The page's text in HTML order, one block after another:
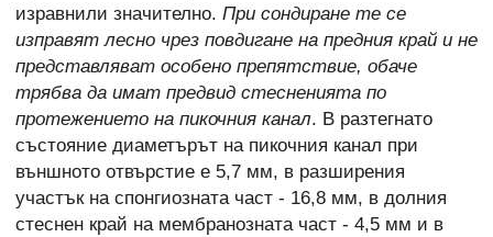
изравнили значително. При сондиране те се
изправят лесно чрез повдигане на предния край и не
представляват особено препятствие, обаче
трябва да имат предвид стесненията по
протежението на пикочния канал. В разтегнато
състояние диаметърът на пикочния канал при
външното отвърстие е 5,7 мм, в разширения
участък на спонгиозната част - 16,8 мм, в долния
стеснен край на мембранозната част - 4,5 мм и в